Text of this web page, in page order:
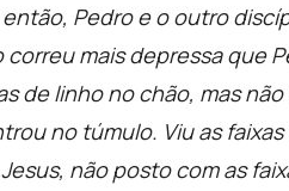
Pedro e o outro
mais depressa que
de linho no chão, mas
no túmulo. Viu as
não posto com as